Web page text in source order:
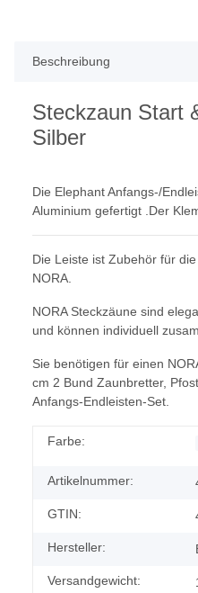
Beschreibung
Steckzaun Start
Silber
Die Elephant Anfangs-/
Aluminium gefertigt .Der
Die Leiste ist Zubehör für
NORA.
NORA Steckzäune sind
und können individuell
Sie benötigen für einen
cm 2 Bund Zaunbretter,
Anfangs-Endleisten-Set.
Farbe:
Artikelnummer:
GTIN:
Hersteller:
Versandgewicht: